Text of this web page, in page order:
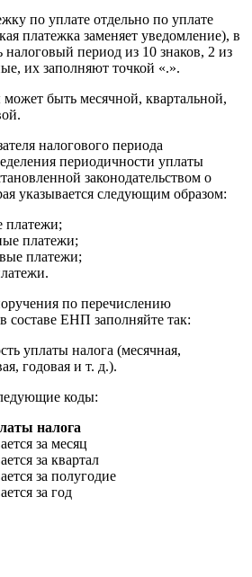
по уплате отдельно по уплате
платежка заменяет уведомление), в
налоговый период из 10 знаков, 2 из
их заполняют точкой «.».
быть месячной, квартальной,
налогового периода
периодичности уплаты
законодательством о
указывается следующим образом:
платежи;
платежи;
платежи;
по перечислению
составе ЕНП заполняйте так:
уплаты налога (месячная,
годовая и т. д.).
коды:
налога
за месяц
за квартал
за полугодие
за год